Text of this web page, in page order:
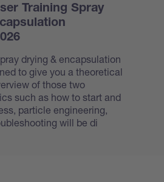
Training Spray
drying & encapsulation
to give you a theoretical
of those two
such as how to start and
particle engineering,
will be di